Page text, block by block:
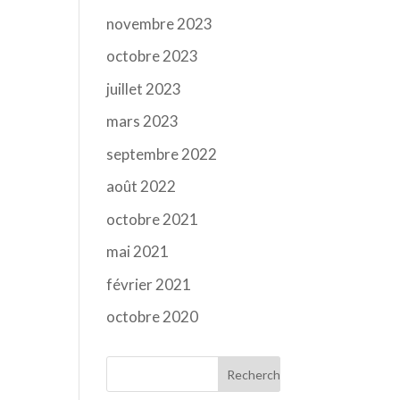
novembre 2023
octobre 2023
juillet 2023
mars 2023
septembre 2022
août 2022
octobre 2021
mai 2021
février 2021
octobre 2020